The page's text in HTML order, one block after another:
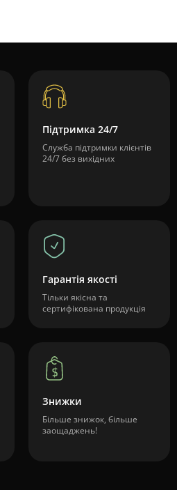
Підтримка 24/7
Служба підтримки клієнтів
24/7 без вихідних
Гарантія якості
Тільки якісна та
сертифікована продукція
Знижки
Більше знижок, більше
заощаджень!